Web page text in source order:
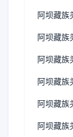
阿坝藏族
阿坝藏族
阿坝藏族
阿坝藏族
阿坝藏族
阿坝藏族